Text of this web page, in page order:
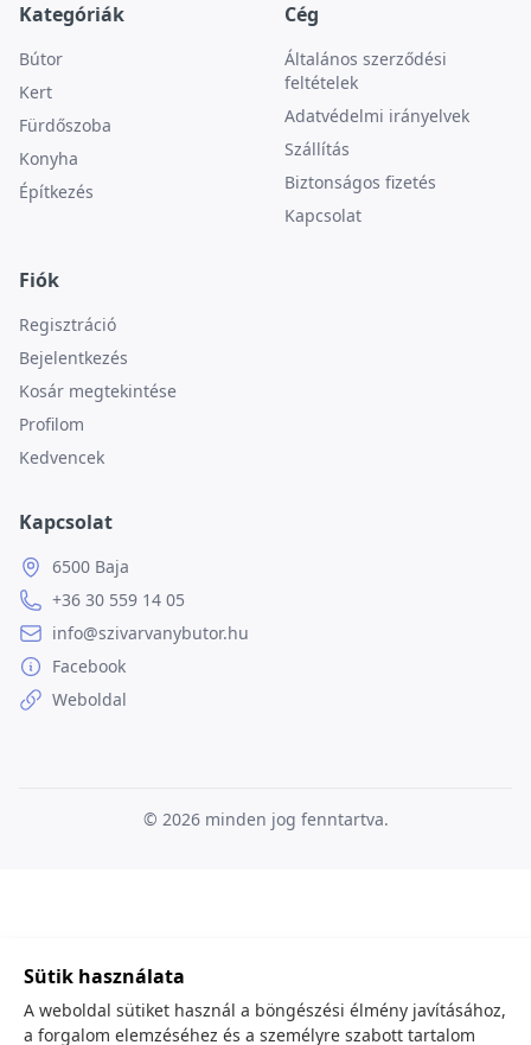
Kategóriák
Bútor
Kert
Fürdőszoba
Konyha
Építkezés
Cég
Általános szerződési
feltételek
Adatvédelmi irányelvek
Szállítás
Biztonságos fizetés
Kapcsolat
Fiók
Regisztráció
Bejelentkezés
Kosár megtekintése
Profilom
Kedvencek
Kapcsolat
6500 Baja
+36 30 559 14 05
info@szivarvanybutor.hu
Facebook
Weboldal
© 2026 minden jog fenntartva.
Sütik használata
A weboldal sütiket használ a böngészési élmény javításához,
a forgalom elemzéséhez és a személyre szabott tartalom